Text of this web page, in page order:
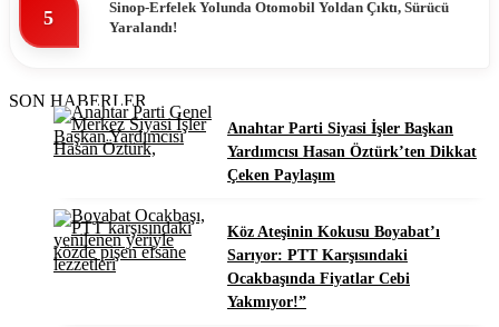
5
Sinop-Erfelek Yolunda Otomobil Yoldan Çıktı, Sürücü
Yaralandı!
SON HABERLER
Anahtar Parti Siyasi İşler Başkan
Yardımcısı Hasan Öztürk’ten Dikkat
Çeken Paylaşım
Köz Ateşinin Kokusu Boyabat’ı
Sarıyor: PTT Karşısındaki
Ocakbaşında Fiyatlar Cebi
Yakmıyor!”